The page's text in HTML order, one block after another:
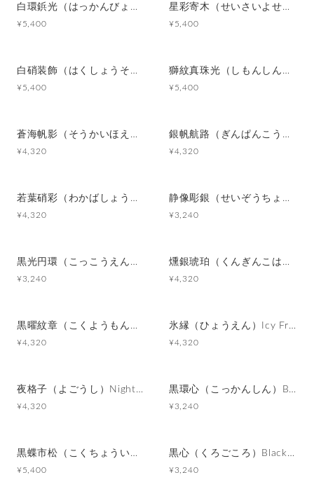
白環鋲光（はっかんびょうこう）White Stud Halo カフスボタン Premium 252
¥5,400
星彩寄木（せいさいよせぎ）Starlight Mosaic カフスボタン Premium 251
¥5,400
白硝装飾（はくしょうそうしょく）White Frame Ornament カフスボタン Premium 250
¥5,400
獅紋真珠光（しもんしんじゅこう）Pearl Lion Emblem カフスボタン Premium 249
¥5,400
蒼海帆影（そうかいほえい）Blue Sail Story カフスボタン Metal 219
¥4,320
銀帆航路（ぎんぱんこうろ）Silver Voyage カフスボタン Metal 218
¥4,320
若葉硝彩（わかばしょうさい）Fresh Green Glow カフスボタン Advanced 522
¥4,320
静像彫銀（せいぞうちょうぎん）Silver Cameo Silence カフスボタン Modern 615
¥3,240
黒光円環（こっこうえんかん）Black Halo カフスボタン Modern 614
¥3,240
燻銀琥珀（くんぎんこはく）Smoked Silver & Amber Gl カフスボタン Advanced 521
¥4,320
黒曜紋章（こくようもんしょう）Obsidian Crest カフスボタン Advanced 520
¥4,320
氷縁（ひょうえん）Icy Frame カフスボタン Advanced 518
¥4,320
夜格子（よごうし）Night Grid カフスボタン Advanced 517
¥4,320
黒環心（こっかんしん）Black Ringed Heart カフスボタン Modern 613
¥3,240
黒蝶市松（こくちょういちまつ）Black Shell Mosaic カフスボタン Premium 003
¥5,400
黒心（くろごころ）Black Heart with Silver Accent カフスボタン Modern 612
¥3,240